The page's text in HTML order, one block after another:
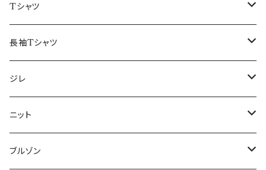
50/XL～
48/L
50/XL～
46/M
48/L
50/XL～
～44/S
46/M
48/L
50/XL～
Tシャツ
～44/S
46/M
48/L
50/XL～
長袖Tシャツ
～44/S
46/M
48/L
ジレ
～44/S
46/M
ニット
～44/S
ブルゾン